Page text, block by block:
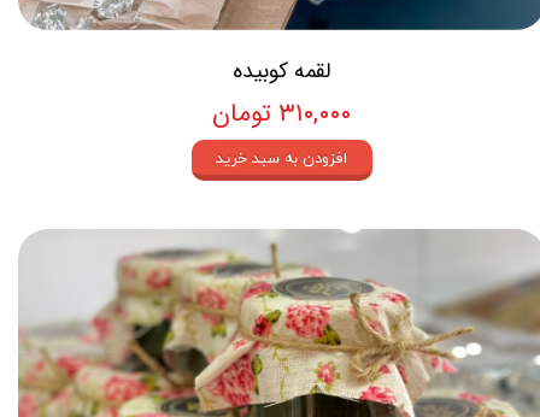
لقمه کوبیده
۳۱۰,۰۰۰ تومان
افزودن به سبد خرید